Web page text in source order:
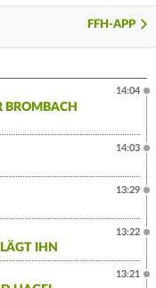
FFH-APP
BROMBACH
14:04
14:03
13:29
IHN
13:22
13:21